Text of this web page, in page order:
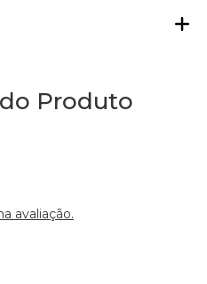
Produto
avaliação.